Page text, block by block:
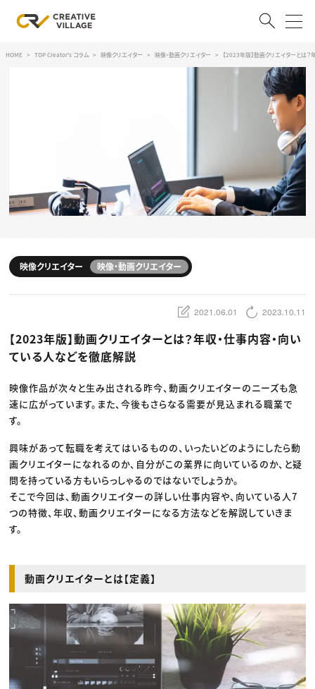
クリエイター求人を探す
CREATIVE JOB求人検索
特集求人
採用説明会
スキルアップしたい！
デザイン
編集・ライティング
マーケティング
ディレクション
業界解説・キャリア事情
TOP Creator’s コラム
Webクリエイター
アプリクリエイター
ゲームクリエイター
映像クリエイター
クリエイターインタビュー
C＆R Magazine
セミナー
ニュース・トレンド トップ
Web
ゲーム・エンタメ
出版
CREATIVE VILLAGEからのお知らせ
プロフェッショナル×つながる×メディア
HOME TOP Creator's コラム 映像クリエイター 映像・動画クリエイター 【2023年版】動画クリエイターとは
映像クリエイター 映像・動画クリエイター
2021.06.01 2023.10.11
【2023年版】動画クリエイターとは？年収・仕事内容・向い
ている人などを徹底解説
映像作品が次々と生み出される昨今、動画クリエイターのニーズも急
速に広がっています。また、今後もさらなる需要が見込まれる職業で
す。
興味があって転職を考えてはいるものの、いったいどのようにしたら動
画クリエイターになれるのか、自分がこの業界に向いているのか、と疑
問を持っている方もいらっしゃるのではないでしょうか。
そこで今回は、動画クリエイターの詳しい仕事内容や、向いている人7
つの特徴、年収、動画クリエイターになる方法などを解説していきま
す。
動画クリエイターとは【定義】